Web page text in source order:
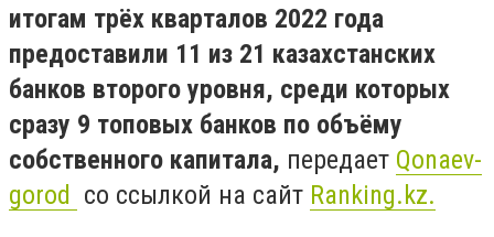
итогам трёх кварталов 2022 года
предоставили 11 из 21 казахстанских
банков второго уровня, среди которых
сразу 9 топовых банков по объёму
собственного капитала, передает Qonaev-
gorod со ссылкой на сайт Ranking.kz.